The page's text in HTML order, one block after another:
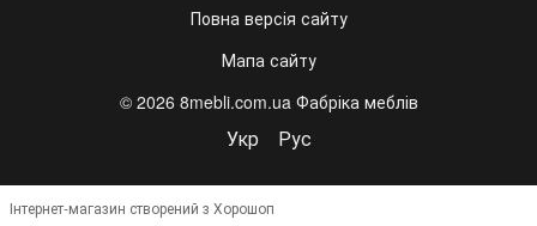
Повна версія сайту
Мапа сайту
© 2026 8mebli.com.ua Фабріка меблів
Укр Рус
Інтернет-магазин створений з Хорошоп